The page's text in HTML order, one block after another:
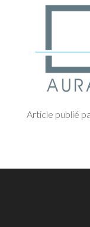
Article publié